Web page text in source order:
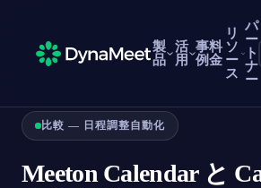
製
品
活
用
事
例
料
金
リ
ソ
ー
ス
パ
ー
ト
ナ
ー
比較 — 日程調整自動化
Meeton Calendar と